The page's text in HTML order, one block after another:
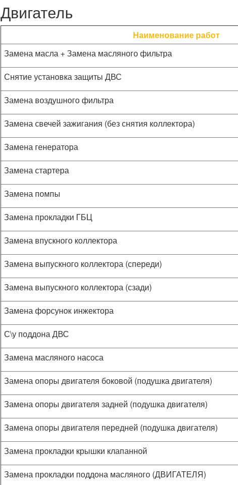
Двигатель
Наименование работ
Замена масла + Замена масляного фильтра
Снятие установка защиты ДВС
Замена воздушного фильтра
Замена свечей зажигания (без снятия коллектора)
Замена генератора
Замена стартера
Замена помпы
Замена прокладки ГБЦ
Замена впускного коллектора
Замена выпускного коллектора (спереди)
Замена выпускного коллектора (сзади)
Замена форсунок инжектора
С\у поддона ДВС
Замена масляного насоса
Замена опоры двигателя боковой (подушка двигателя)
Замена опоры двигателя задней (подушка двигателя)
Замена опоры двигателя передней (подушка двигателя)
Замена прокладки крышки клапанной
Замена прокладки поддона масляного (ДВИГАТЕЛЯ)